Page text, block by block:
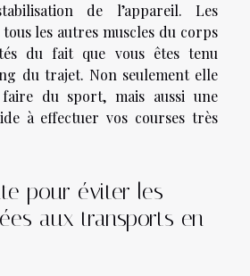
de l’appareil. Les
les autres muscles du corps
du fait que vous êtes tenu
du trajet. Non seulement elle
du sport, mais aussi une
à effectuer vos courses très
pour éviter les
aux transports en